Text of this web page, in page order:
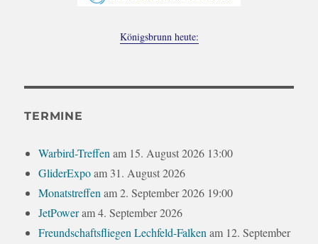
Königsbrunn heute:
TERMINE
Warbird-Treffenam 15. August 2026 13:00
GliderExpoam 31. August 2026
Monatstreffenam 2. September 2026 19:00
JetPoweram 4. September 2026
Freundschaftsfliegen Lechfeld-Falkenam 12. September